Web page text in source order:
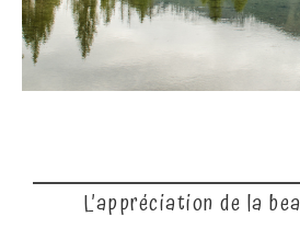
L’appréciation de la